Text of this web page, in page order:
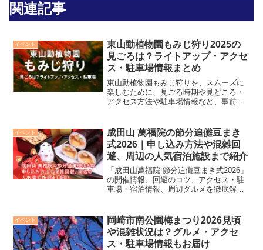
関連記事
イベント
東山動植物園もみじ狩り2025の
見ごろは？ライトアップ・アクセ
ス・駐車場情報まとめ
東山動植物園もみじ狩りを、スムーズに
楽しむために、見ごろ時期や見どころ・
アクセス方法や駐車場情報など、事前に
との思い出作りに訪れて東山動植物園も
みじ狩りを満喫してください。
イベント
成田山 萬福院の節分追儺豆まき
式2026｜申し込み方法や混雑回
避、周辺の人気宿泊施設まで紹介
「成田山萬福院 節分追儺豆まき式2026」
の開催情報、回避のコツ、アクセス・駐
車場・宿泊情報、周辺グルメを徹底解
問するための必見情報満載です！
イベント
岡崎市南公園梅まつり2026見頃
や混雑状況は？グルメ・アクセ
ス・駐車場情報もお届け